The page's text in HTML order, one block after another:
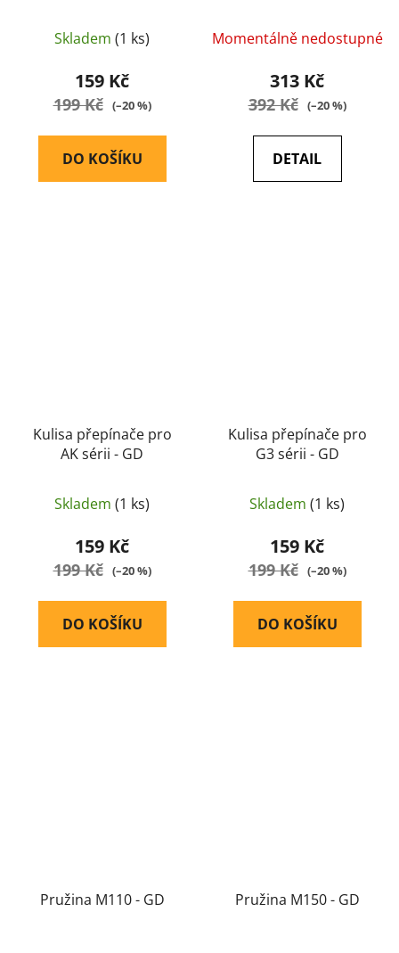
Skladem (1 ks)
159 Kč
199 Kč (–20 %)
DO KOŠÍKU
Momentálně nedostupné
313 Kč
392 Kč (–20 %)
DETAIL
Kulisa přepínače pro
AK sérii - GD
Skladem (1 ks)
159 Kč
199 Kč (–20 %)
DO KOŠÍKU
Kulisa přepínače pro
G3 sérii - GD
Skladem (1 ks)
159 Kč
199 Kč (–20 %)
DO KOŠÍKU
Pružina M110 - GD Pružina M150 - GD